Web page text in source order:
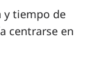
y tiempo de
centrarse en